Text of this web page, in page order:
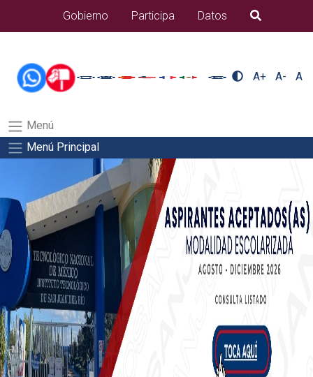
alumnos/apiSalida del comando:
Gobierno Participa Datos B�squeda
A+ A- A
Menú
Menú Principal